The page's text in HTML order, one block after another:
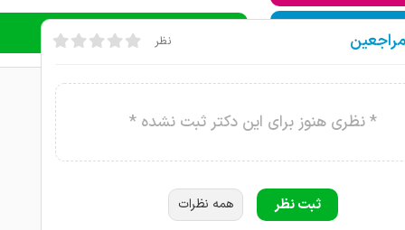
به لیست من
دریافت نوبت تلفنی نظر
* نظری هنوز برای این دکتر ثبت نشده *
ثبت نظر همه نظرات